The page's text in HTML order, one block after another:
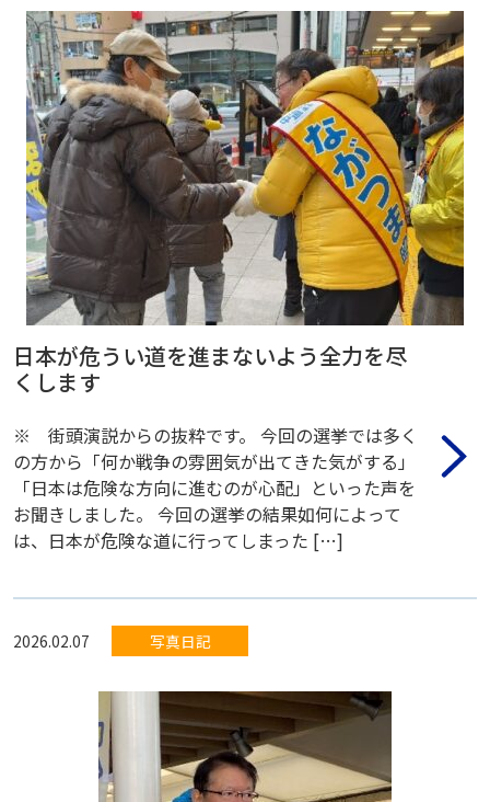
日本が危うい道を進まないよう全力を尽
くします
※ 街頭演説からの抜粋です。 今回の選挙では多く
の方から「何か戦争の雰囲気が出てきた気がする」
「日本は危険な方向に進むのが心配」といった声を
お聞きしました。 今回の選挙の結果如何によって
は、日本が危険な道に行ってしまった […]
2026.02.07 写真日記